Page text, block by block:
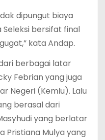
dipungut biaya
Seleksi bersifat final
kata Andap.
berbagai latar
Febrian yang juga
Negeri (Kemlu). Lalu
berasal dari
yang berlatar
Pristiana Mulya yang